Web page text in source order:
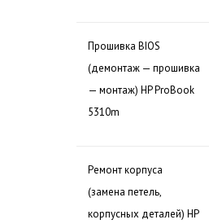
Прошивка BIOS
(демонтаж — прошивка
— монтаж) HP ProBook
5310m
Ремонт корпуса
(замена петель,
корпусных деталей) HP